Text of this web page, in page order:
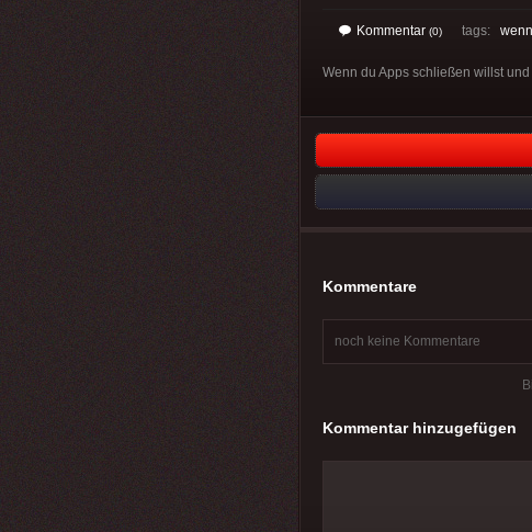
Kommentar (0) tags: wenn
Wenn du Apps schließen willst
Kommentare
noch keine Kommentare
Kommentar hinzugefügen